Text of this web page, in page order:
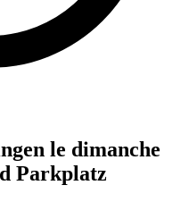
le dimanche
Parkplatz